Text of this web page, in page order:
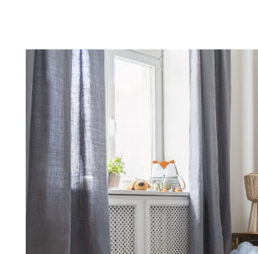
Entra anche tu nel
community è grandissima e
consigli per rendere più
famiglia, grazie a spunti su
creatività, vita lavorativa.
Families: la nostra
al mese riceverai consigli
l’organizzazione della tua